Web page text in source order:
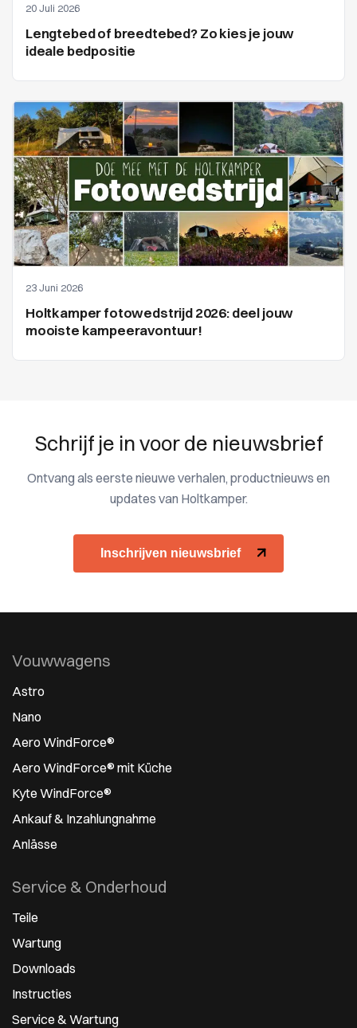
20 Juli 2026
Lengtebed of breedtebed? Zo kies je jouw
ideale bedpositie
23 Juni 2026
Holtkamper fotowedstrijd 2026: deel jouw
mooiste kampeeravontuur!
Schrijf je in voor de nieuwsbrief
Ontvang als eerste nieuwe verhalen, productnieuws en
updates van Holtkamper.
Inschrijven nieuwsbrief
Vouwwagens
Astro
Nano
Aero WindForce®
Aero WindForce® mit Küche
Kyte WindForce®
Ankauf & Inzahlungnahme
Anlässe
Service & Onderhoud
Teile
Wartung
Downloads
Instructies
Service & Wartung